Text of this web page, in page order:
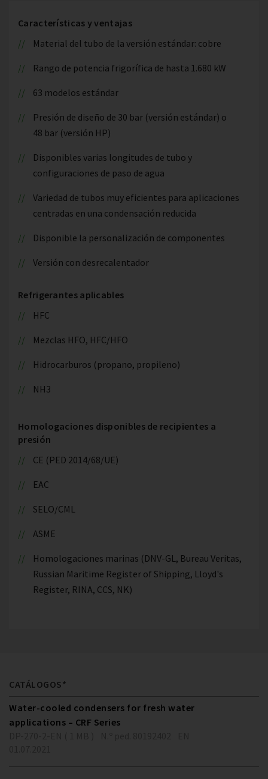
Características y ventajas
Material del tubo de la versión estándar: cobre
Rango de potencia frigorífica de hasta 1.680 kW
63 modelos estándar
Presión de diseño de 30 bar (versión estándar) o
48 bar (versión HP)
Disponibles varias longitudes de tubo y
configuraciones de paso de agua
Variedad de tubos muy eficientes para aplicaciones
centradas en una condensación reducida
Disponible la personalización de componentes
Versión con desrecalentador
Refrigerantes aplicables
HFC
Mezclas HFO, HFC/HFO
Hidrocarburos (propano, propileno)
NH3
Homologaciones disponibles de recipientes a
presión
CE (PED 2014/68/UE)
EAC
SELO/CML
ASME
Homologaciones marinas (DNV-GL, Bureau Veritas,
Russian Maritime Register of Shipping, Lloyd's
Register, RINA, CCS, NK)
CATÁLOGOS*
Water-cooled condensers for fresh water
applications – CRF Series